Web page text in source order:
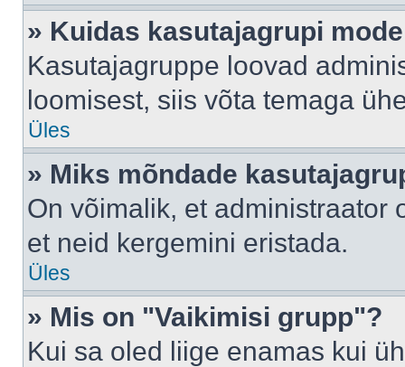
» Kuidas kasutajagrupi
Kasutajagruppe loovad
loomisest, siis võta temaga
Üles
» Miks mõndade
On võimalik, et administraator
et neid kergemini eristada.
Üles
» Mis on "Vaikimisi grupp"?
Kui sa oled liige enamas kui